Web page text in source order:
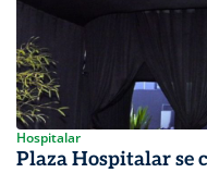
Hospitalar
Plaza Hospitalar se